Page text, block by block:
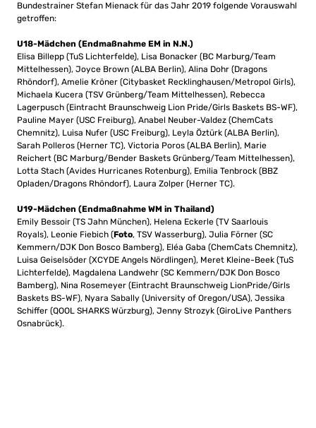
Bundestrainer Stefan Mienack für das Jahr 2019 folgende Vorauswahl
getroffen:
U18-Mädchen (Endmaßnahme EM in N.N.)
Elisa Billepp (TuS Lichterfelde), Lisa Bonacker (BC Marburg/Team
Mittelhessen), Joyce Brown (ALBA Berlin), Alina Dohr (Dragons
Rhöndorf), Amelie Kröner (Citybasket Recklinghausen/Metropol Girls),
Michaela Kucera (TSV Grünberg/Team Mittelhessen), Rebecca
Lagerpusch (Eintracht Braunschweig Lion Pride/Girls Baskets BS-WF),
Pauline Mayer (USC Freiburg), Anabel Neuber-Valdez (ChemCats
Chemnitz), Luisa Nufer (USC Freiburg), Leyla Öztürk (ALBA Berlin),
Sarah Polleros (Herner TC), Victoria Poros (ALBA Berlin), Marie
Reichert (BC Marburg/Bender Baskets Grünberg/Team Mittelhessen),
Lotta Stach (Avides Hurricanes Rotenburg), Emilia Tenbrock (BBZ
Opladen/Dragons Rhöndorf), Laura Zolper (Herner TC).
U19-Mädchen (Endmaßnahme WM in Thailand)
Emily Bessoir (TS Jahn München), Helena Eckerle (TV Saarlouis
Royals), Leonie Fiebich (Foto, TSV Wasserburg), Julia Förner (SC
Kemmern/DJK Don Bosco Bamberg), Eléa Gaba (ChemCats Chemnitz),
Luisa Geiselsöder (XCYDE Angels Nördlingen), Meret Kleine-Beek (TuS
Lichterfelde), Magdalena Landwehr (SC Kemmern/DJK Don Bosco
Bamberg), Nina Rosemeyer (Eintracht Braunschweig LionPride/Girls
Baskets BS-WF), Nyara Sabally (University of Oregon/USA), Jessika
Schiffer (QOOL SHARKS Würzburg), Jenny Strozyk (GiroLive Panthers
Osnabrück).